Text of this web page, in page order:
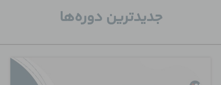
جدید‌ترین دوره‌ها